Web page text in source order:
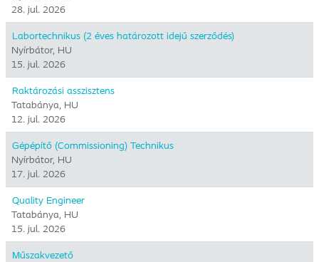
28. jul. 2026
Labortechnikus (2 éves határozott idejű szerződés)
Nyírbátor, HU
15. jul. 2026
Raktározási asszisztens
Tatabánya, HU
12. jul. 2026
Gépépítő (Commissioning) Technikus
Nyírbátor, HU
17. jul. 2026
Quality Engineer
Tatabánya, HU
15. jul. 2026
Műszakvezető